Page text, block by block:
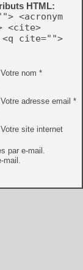
HTML:
<acronym
<cite>
<q cite="">
Votre nom *
Votre adresse email *
Votre site internet
par e-mail.
mail.